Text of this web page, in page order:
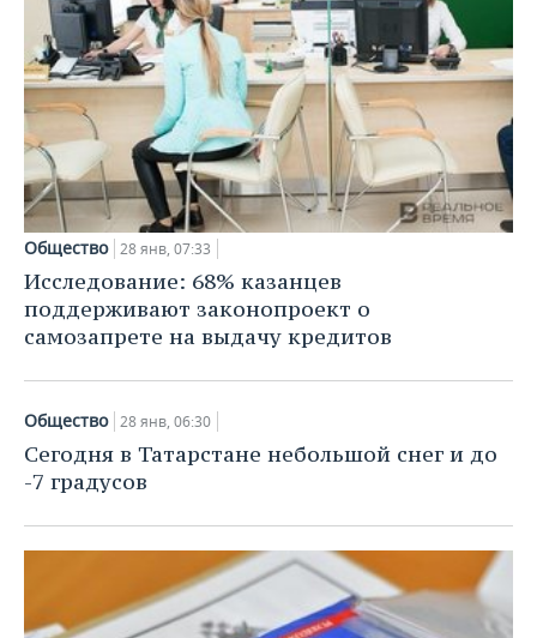
Общество 28 янв, 07:33
Исследование: 68% казанцев
поддерживают законопроект о
самозапрете на выдачу кредитов
Общество 28 янв, 06:30
Сегодня в Татарстане небольшой снег и до
-7 градусов